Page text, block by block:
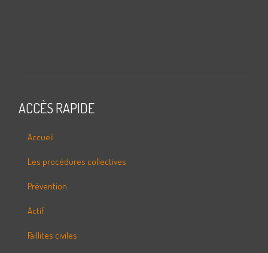
ACCÈS RAPIDE
Accueil
Les procédures collectives
Prévention
Actif
Faillites civiles